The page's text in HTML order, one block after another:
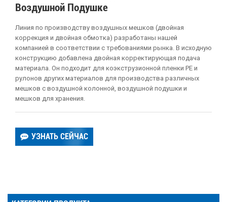
Воздушной Подушке
Линия по производству воздушных мешков (двойная
коррекция и двойная обмотка) разработаны нашей
компанией в соответствии с требованиями рынка. В исходную
конструкцию добавлена двойная корректирующая подача
материала. Он подходит для коэкструзионной пленки PE и
рулонов других материалов для производства различных
мешков с воздушной колонной, воздушной подушки и
мешков для хранения.
УЗНАТЬ СЕЙЧАС